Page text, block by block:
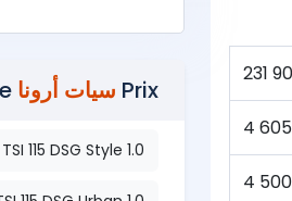
Prix سيات أرونا
1.0 TSI 115 DSG Style